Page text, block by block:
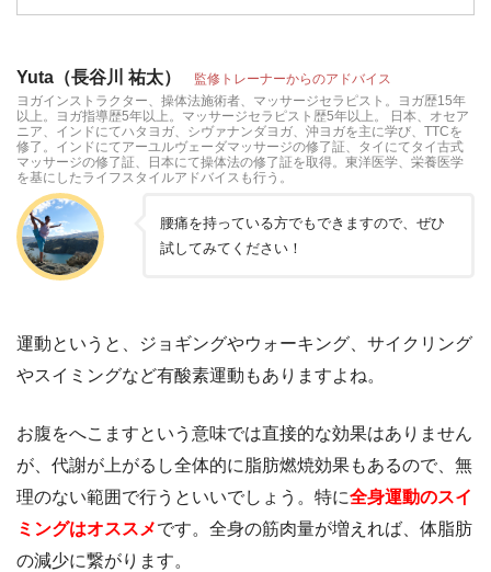
Yuta（長谷川 祐太） 監修トレーナーからのアドバイス
ヨガインストラクター、操体法施術者、マッサージセラピスト。ヨガ歴15年
以上。ヨガ指導歴5年以上。マッサージセラピスト歴5年以上。 日本、オセア
ニア、インドにてハタヨガ、シヴァナンダヨガ、沖ヨガを主に学び、TTCを
修了。インドにてアーユルヴェーダマッサージの修了証、タイにてタイ古式
マッサージの修了証、日本にて操体法の修了証を取得。東洋医学、栄養医学
を基にしたライフスタイルアドバイスも行う。
腰痛を持っている方でもできますので、ぜひ
試してみてください！
運動というと、ジョギングやウォーキング、サイクリング
やスイミングなど有酸素運動もありますよね。
お腹をへこますという意味では直接的な効果はありません
が、代謝が上がるし全体的に脂肪燃焼効果もあるので、無
理のない範囲で行うといいでしょう。特に全身運動のスイ
ミングはオススメです。全身の筋肉量が増えれば、体脂肪
の減少に繋がります。